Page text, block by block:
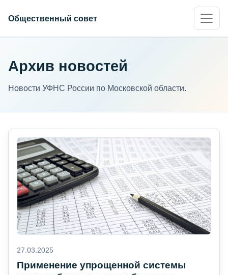
Общественный совет
Архив новостей
Новости УФНС России по Московской области.
27.03.2025
Применение упрощенной системы